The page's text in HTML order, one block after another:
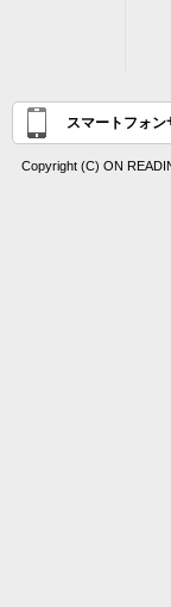
スマートフォン
Copyright (C) ON